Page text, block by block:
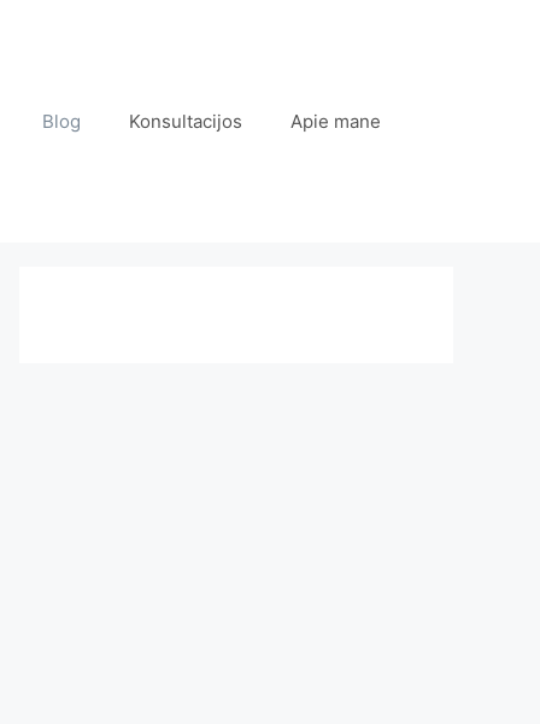
Blog Konsultacijos Apie mane